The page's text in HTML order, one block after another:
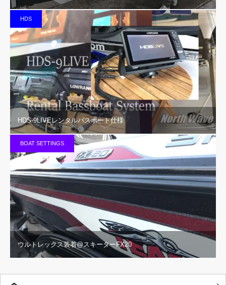
HDS
HDS-9LIVEレンタルバスボート仕様
BOAT SETTINGS
ウルトレックス装着@スキーターFX20